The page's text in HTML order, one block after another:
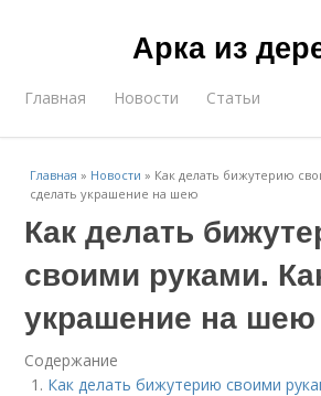
Арка из
Главная Новости Статьи
Главная » Новости » Как делать бижутерию
сделать украшение на шею
Как делать
своими руками.
украшение на шею
Содержание
Как делать бижутерию своими